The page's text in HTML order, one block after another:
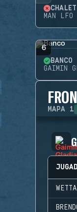
CHALET
MAN LFO
6
BANCO
GAIMIN
MAPA 1